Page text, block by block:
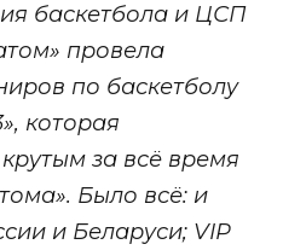
баскетбола и ЦСП
провела
по баскетболу
которая
за всё время
Было всё: и
и Беларуси; VIP